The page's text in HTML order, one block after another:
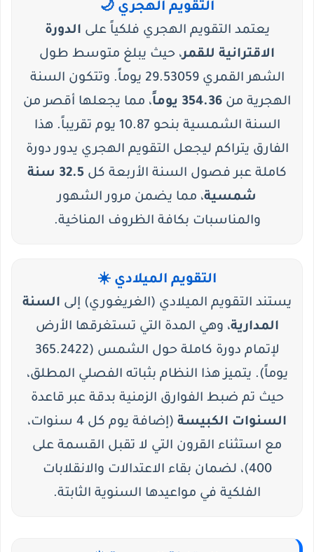
التقويم الهجري 🌙
يعتمد التقويم الهجري فلكياً على الدورة
الاقترانية للقمر، حيث يبلغ متوسط طول
الشهر القمري 29.53059 يوماً. وتتكون السنة
الهجرية من 354.36 يوماً
، مما يجعلها أقصر من
السنة الشمسية بنحو 10.87 يوم تقريباً. هذا
الفارق يتراكم ليجعل التقويم الهجري يدور دورة
كاملة عبر فصول السنة الأربعة كل
32.5 سنة
شمسية، مما يضمن مرور الشهور
والمناسبات بكافة الظروف المناخية.
التقويم الميلادي ☀️
يستند التقويم الميلادي (الغريغوري) إلى السنة
المدارية، وهي المدة التي تستغرقها الأرض
لإتمام دورة كاملة حول الشمس (365.2422
يوماً). يتميز هذا النظام بثباته الفصلي المطلق،
حيث تم ضبط الفوارق الزمنية بدقة عبر قاعدة
السنوات الكبيسة
(إضافة يوم كل 4 سنوات،
مع استثناء القرون التي لا تقبل القسمة على
400)، لضمان بقاء الاعتدالات والانقلابات
الفلكية في مواعيدها السنوية الثابتة.